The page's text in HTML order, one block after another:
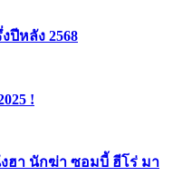
ปีหลัง 2568
!
ฮา นักฆ่า ซอมบี้ ฮีโร่ มา